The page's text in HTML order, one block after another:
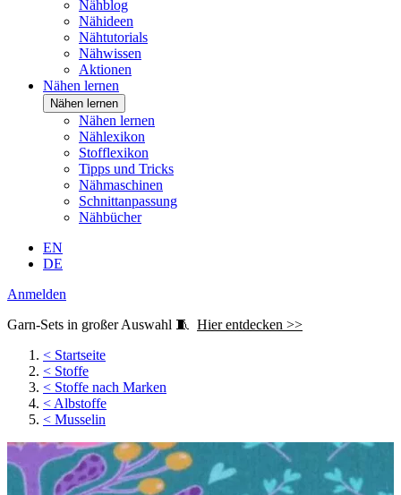
Nähblog
Nähideen
Nähtutorials
Nähwissen
Aktionen
Nähen lernen
Nähen lernen
Nähen lernen
Nählexikon
Stofflexikon
Tipps und Tricks
Nähmaschinen
Schnittanpassung
Nähbücher
EN
DE
Anmelden
Garn-Sets in großer Auswahl 🧵 Hier entdecken >>
< Startseite
< Stoffe
< Stoffe nach Marken
< Albstoffe
< Musselin